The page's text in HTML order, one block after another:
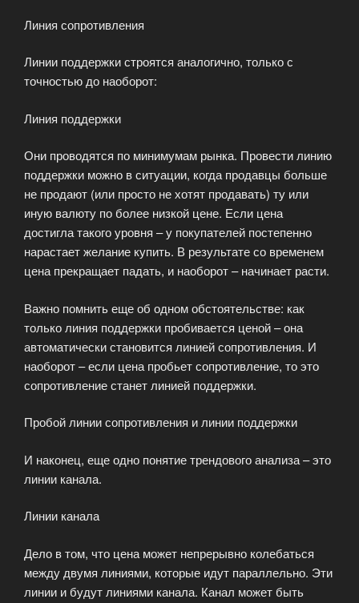
Линия сопротивления
Линии поддержки строятся аналогично, только с
точностью до наоборот:
Линия поддержки
Они проводятся по минимумам рынка. Провести линию
поддержки можно в ситуации, когда продавцы больше
не продают (или просто не хотят продавать) ту или
иную валюту по более низкой цене. Если цена
достигла такого уровня – у покупателей постепенно
нарастает желание купить. В результате со временем
цена прекращает падать, и наоборот – начинает расти.
Важно помнить еще об одном обстоятельстве: как
только линия поддержки пробивается ценой – она
автоматически становится линией сопротивления. И
наоборот – если цена пробьет сопротивление, то это
сопротивление станет линией поддержки.
Пробой линии сопротивления и линии поддержки
И наконец, еще одно понятие трендового анализа – это
линии канала.
Линии канала
Дело в том, что цена может непрерывно колебаться
между двумя линиями, которые идут параллельно. Эти
линии и будут линиями канала. Канал может быть